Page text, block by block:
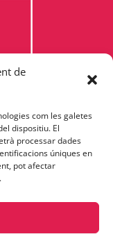
de
com les galetes
dispositiu. El
processar dades
úniques en
pot afectar